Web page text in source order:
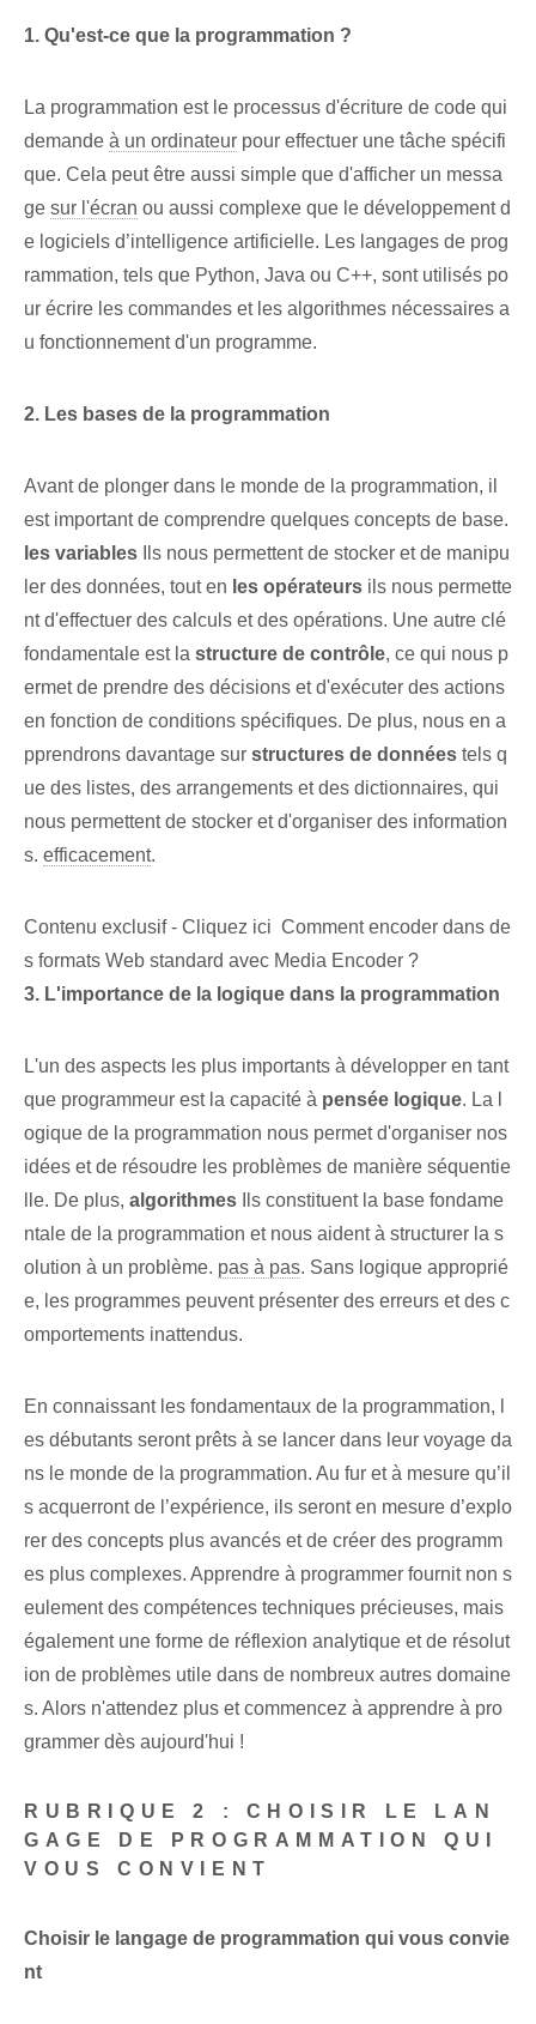
1. Qu'est-ce que la programmation ?
La programmation est le processus d'écriture de code qui
demande à un ordinateur pour effectuer une tâche spécifi
que. Cela peut être aussi simple que d'afficher un messa
ge sur l'écran ou aussi complexe que le développement d
e logiciels d’intelligence artificielle. Les langages de prog
rammation, tels que Python, Java ou C++, sont utilisés po
ur écrire les commandes et les algorithmes nécessaires a
u fonctionnement d'un programme.
2. Les bases de la programmation
Avant de plonger dans le monde de la programmation, il
est important de comprendre quelques concepts de base.
les variables Ils nous permettent de stocker et de manipu
ler des données, tout en les opérateurs ‌ils nous permette
nt d'effectuer des calculs⁢ et des opérations. Une autre clé
fondamentale est la structure de contrôle,⁣ ce qui nous p
ermet de prendre des décisions et d'exécuter des actions
en fonction de conditions spécifiques. De plus, nous en a
pprendrons davantage sur structures de données tels q
ue des listes, des arrangements et des dictionnaires, qui
nous permettent de stocker et d'organiser des information
s. efficacement.
Contenu exclusif - Cliquez ici Comment encoder dans de
s formats Web standard avec Media Encoder ?
3. L'importance de la logique dans la programmation
L'un des aspects les plus importants à développer en tant
que programmeur est la capacité à pensée logique. La l
ogique de la ⁤programmation⁤ nous permet d'organiser nos
idées et de résoudre les problèmes de manière séquentie
lle. ⁢De plus, algorithmes Ils constituent la base fondame
ntale de la programmation et nous aident à structurer la s
olution à un problème. pas à pas. Sans logique approprié
e, les programmes peuvent présenter des erreurs et des c
omportements inattendus.
En connaissant les fondamentaux de la programmation, l
es débutants seront prêts à se lancer dans leur voyage da
ns le monde de la programmation. Au fur et à mesure qu’il
s acquerront de l’expérience, ils seront en mesure d’explo
rer des concepts plus avancés et de créer des programm
es plus complexes. Apprendre à programmer fournit non s
eulement des compétences techniques précieuses, mais
également une forme de réflexion analytique et de résolut
ion de problèmes utile dans de nombreux autres domaine
s. Alors n'attendez plus et commencez à apprendre à pro
grammer dès aujourd'hui !
RUBRIQUE 2 :
CHOISIR LE LAN
GAGE DE PROGRAMMATION QUI
VOUS CONVIENT
Choisir le langage de programmation qui vous convie
nt